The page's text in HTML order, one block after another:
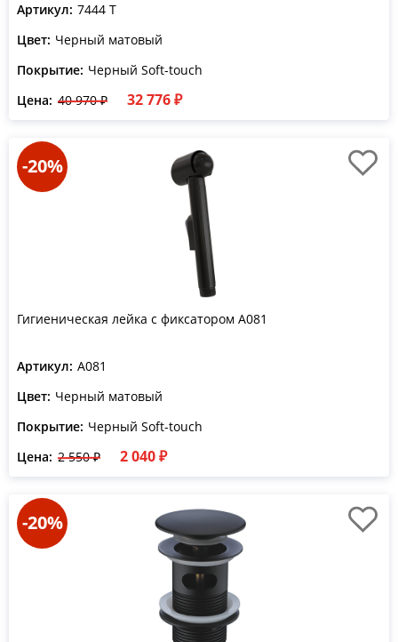
Артикул: 7444 T
Цвет: Черный матовый
Покрытие: Черный Soft-touch
Цена: 40 970 ₽ 32 776 ₽
-20%
Гигиеническая лейка с фиксатором A081
Артикул: A081
Цвет: Черный матовый
Покрытие: Черный Soft-touch
Цена: 2 550 ₽ 2 040 ₽
-20%